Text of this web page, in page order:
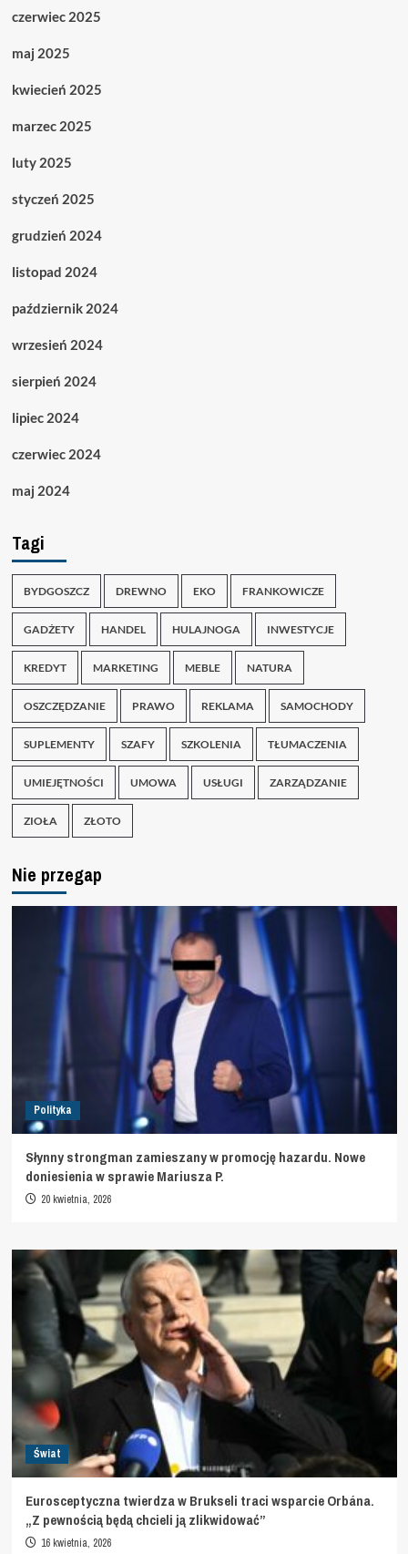
czerwiec 2025
maj 2025
kwiecień 2025
marzec 2025
luty 2025
styczeń 2025
grudzień 2024
listopad 2024
październik 2024
wrzesień 2024
sierpień 2024
lipiec 2024
czerwiec 2024
maj 2024
Tagi
BYDGOSZCZ DREWNO EKO FRANKOWICZE
GADŻETY HANDEL HULAJNOGA INWESTYCJE
KREDYT MARKETING MEBLE NATURA
OSZCZĘDZANIE PRAWO REKLAMA SAMOCHODY
SUPLEMENTY SZAFY SZKOLENIA TŁUMACZENIA
UMIEJĘTNOŚCI UMOWA USŁUGI ZARZĄDZANIE
ZIOŁA ZŁOTO
Nie przegap
Polityka
Słynny strongman zamieszany w promocję hazardu. Nowe
doniesienia w sprawie Mariusza P.
20 kwietnia, 2026
Świat
Eurosceptyczna twierdza w Brukseli traci wsparcie Orbána.
„Z pewnością będą chcieli ją zlikwidować”
16 kwietnia, 2026